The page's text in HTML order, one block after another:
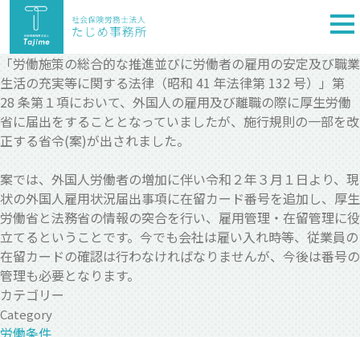
「労働施策の総合的な推進並びに労働者の雇用の安定及び職業
生活の充実等に関する法律（昭和 41 年法律第 132 号）」第
28 条第１項において、外国人の雇用及び離職の際に厚生労働
省に届出をすることとなっていましたが、施行規則の一部を改
正する省令(案)が出されました。
案では、外国人労働者の増加に伴い令和２年３月１日より、現
状の外国人雇用状況届出事項に在留カード番号を追加し、厚生
労働省と法務省の情報の突合を行い、雇用管理・在留管理に役
立てるということです。今でも会社は雇い入れ時等、従業員の
在留カードの確認は行わなければなりませんが、今後は番号の
管理も必要となります。
カテゴリー
Category
労働条件